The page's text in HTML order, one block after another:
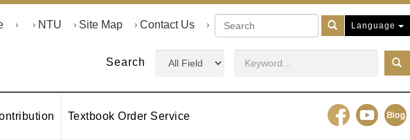
Search
NTU Site Map Contact Us
Textbook Order Service
Language